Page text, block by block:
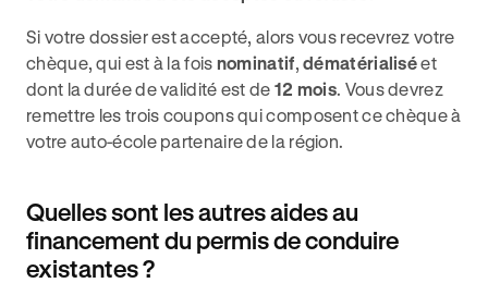
Si votre dossier est accepté, alors vous recevrez votre
chèque, qui est à la fois nominatif,dématérialiséet
dont la durée de validité est de 12 mois. Vous devrez
remettre les trois coupons qui composent ce chèque à
votre auto-école partenaire de la région.
Quelles sont les autres aides au
financement du permis de conduire
existantes ?